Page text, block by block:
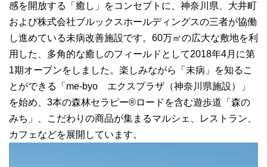
感を開放する「癒し」をコンセプトに、神奈川県、大井町
および株式会社ブルックスホールディングスの三者が協働
し進めている未病改善施設です。60万㎡の広大な敷地を利
用した、多角的な癒しのフィールドとして2018年4月に第
1期オープンをしました。楽しみながら「未病」を知るこ
とができる「me-byo エクスプラザ（神奈川県施設）」
を始め、3本の森林セラピー®ロードを含む遊歩道「森の
みち」、こだわりの商品が集まるマルシェ、レストラン、
カフェなどを展開しています。